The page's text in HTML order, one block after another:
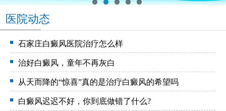
医院动态
石家庄白癜风医院治疗怎么样
治好白癜风，童年不再灰白
从天而降的“惊喜”真的是治疗白癜风的希望吗
白癜风迟迟不好，你到底做错了什么?